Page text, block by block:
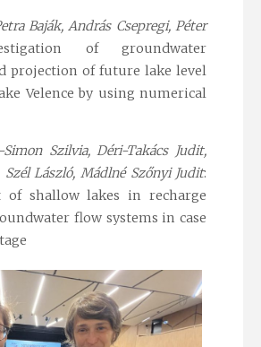
Baják, András Csepregi, Péter
of groundwater
projection of future lake level
Velence by using numerical
Szilvia, Déri-Takács Judit,
László, Mádlné Szőnyi Judit:
of shallow lakes in recharge
flow systems in case